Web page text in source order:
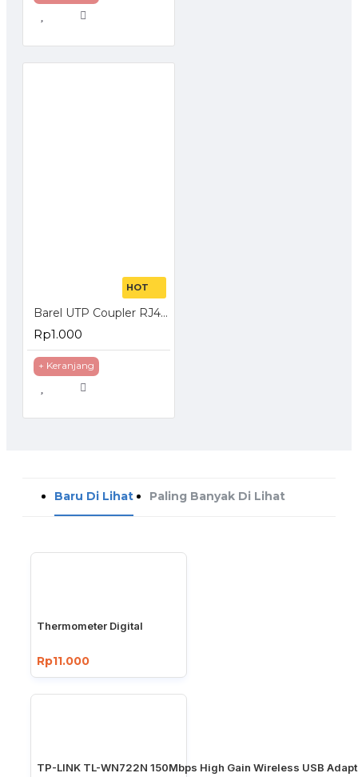
HOT
Barel UTP Coupler RJ45 Female to Female
Rp1.000
+ Keranjang
Baru Di Lihat Paling Banyak Di Lihat
Thermometer Digital
Rp11.000
TP-LINK TL-WN722N 150Mbps High Gain Wireless USB